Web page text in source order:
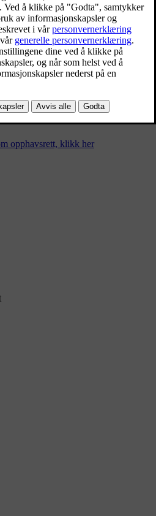
sketches
opphavsrett, klikk her